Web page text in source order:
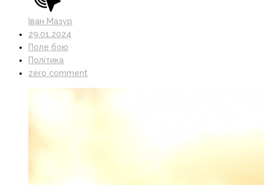
Іван Мазур
29.01.2024
Поле бою
Політика
zero comment